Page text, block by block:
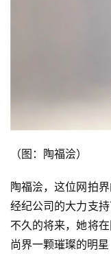
（图：陶福浍）
陶福浍，这位网拍
经纪公司的大力支
不久的将来，她将
尚界一颗璀璨的明星